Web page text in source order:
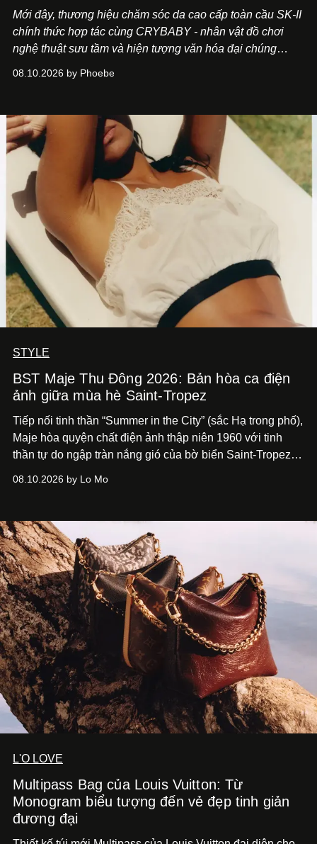
Mới đây, thương hiệu chăm sóc da cao cấp toàn cầu SK-II
chính thức hợp tác cùng CRYBABY - nhân vật đồ chơi
nghệ thuật sưu tầm và hiện tượng văn hóa đại chúng
08.10.2026 by Phoebe
STYLE
BST Maje Thu Đông 2026: Bản hòa ca điện
ảnh giữa mùa hè Saint-Tropez
Tiếp nối tinh thần “Summer in the City” (sắc Hạ trong phố),
Maje hòa quyện chất điện ảnh thập niên 1960 với tinh
thần tự do ngập tràn nắng gió của bờ biển Saint-Tropez,
08.10.2026 by Lo Mo
L'O LOVE
Multipass Bag của Louis Vuitton: Từ
Monogram biểu tượng đến vẻ đẹp tinh giản
đương đại